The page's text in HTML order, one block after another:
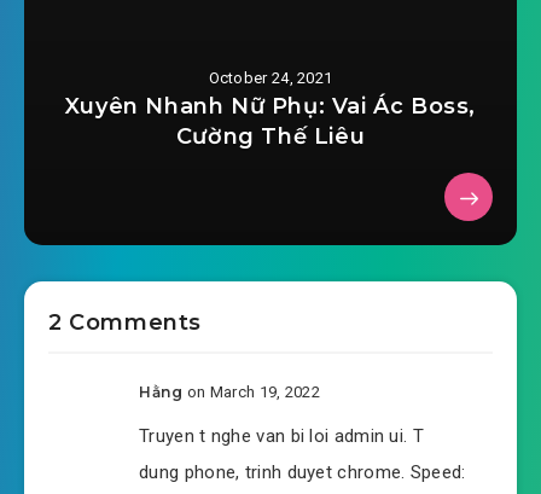
#37: Chương 37 công viên giải trí
#38: 38, công viên giải trí
#40: Chương 40 công viên giải trí
#44: Chương 44 công viên giải trí
October 24, 2021
Xuyên Nhanh Nữ Phụ: Vai Ác Boss,
Cường Thế Liêu
2 Comments
Hằng on March 19, 2022
Truyen t nghe van bi loi admin ui. T
dung phone, trinh duyet chrome. Speed: